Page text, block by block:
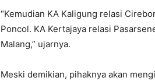
“Kemudian KA Kaligung relasi
Poncol. KA Kertajaya relasi
Malang,” ujarnya.
Meski demikian, pihaknya akan